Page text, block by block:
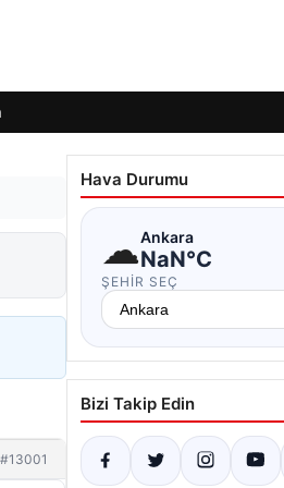
#13001
Hava Durumu
☁Ankara
NaN°C
ŞEHIR SEÇ
Bizi Takip Edin